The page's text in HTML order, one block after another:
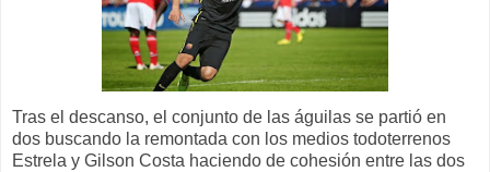
Tras el descanso, el conjunto de las águilas se partió en
dos buscando la remontada con los medios todoterrenos
Estrela y Gilson Costa haciendo de cohesión entre las dos